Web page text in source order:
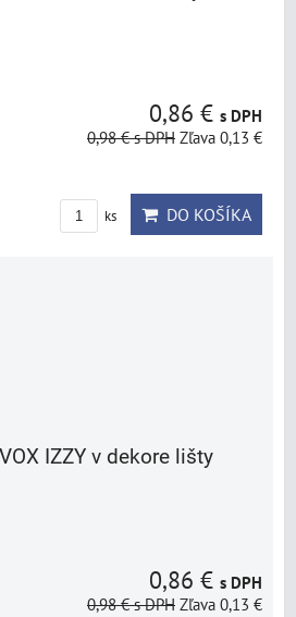
0,86 € s DPH
0,98 €s DPH Zľava 0,13 €
ks DO KOŠÍKA
IZZY v dekore lišty
0,86 € s DPH
0,98 €s DPH Zľava 0,13 €